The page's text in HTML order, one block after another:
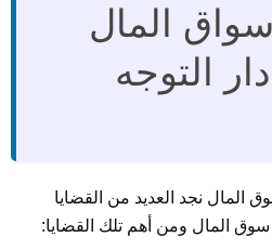
المال
التوجه
المال نجد العديد من القضايا
المال ومن أهم تلك القضايا: